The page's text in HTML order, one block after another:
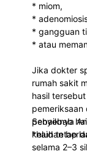
* miom,
*
* gangguan
* atau
Jika dokter
rumah sakit
hasil
pemeriksaan
penyebab
keluhan
Sebaiknya
*haid tetap
selama 2–3